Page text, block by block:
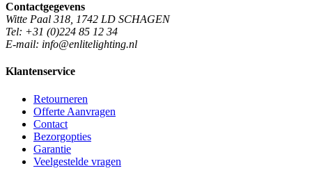
Contactgegevens
Witte Paal 318, 1742 LD SCHAGEN
Tel: +31 (0)224 85 12 34
E-mail: info@enlitelighting.nl
Klantenservice
Retourneren
Offerte Aanvragen
Contact
Bezorgopties
Garantie
Veelgestelde vragen